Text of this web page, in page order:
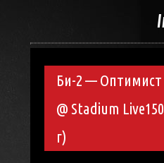
Би-2 —
@ Stadium
г)